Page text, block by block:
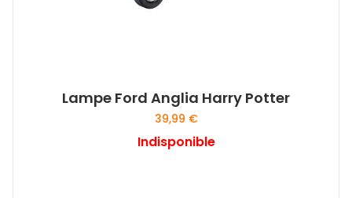
Lampe Ford Anglia Harry Potter
39,99 €
Indisponible